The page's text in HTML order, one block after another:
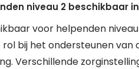
niveau 2 beschikbaar
voor helpenden
bij het ondersteunen
Verschillende